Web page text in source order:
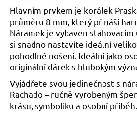
Hlavním prvkem je korálek
průměru 8 mm, který přináší
Náramek je vybaven stahovacím
si snadno nastavíte ideální
pohodlné nošení. Ideální jako
originální dárek s hlubokým
Vyjádřete svou jedinečnost s
Rachado – ručně vyrobeným
krásu, symboliku a osobní příběh.
p
o
r
u
č
u
j
e
m
e